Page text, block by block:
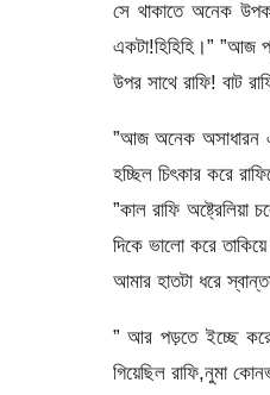
সে থাকাতে অনেক
একটা!হিহিহি।” ”আজ
উপর সাথে রাফি! বাট
”আজ অনেক অসাধারন
হচ্ছিল চিৎকার করে
”কাল রাফি
দিকে ভালো করে
আমার হাতটা ধরে
” আর পড়তে ইচ্ছে
গিয়েছিল রাফি,নুমা